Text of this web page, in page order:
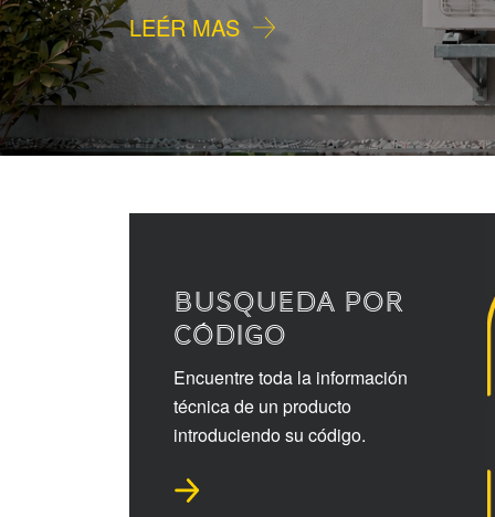
LEÉR MAS
BUSQUEDA POR
CÓDIGO
Encuentre toda la información
técnica de un producto
introduciendo su código.